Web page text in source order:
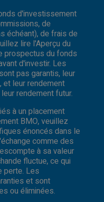
d'investissement
de
échéant), de frais de
lire l'Aperçu du
prospectus du fonds
d'investir. Les
pas garantis, leur
et leur rendement
rendement futur.
à un placement
BMO, veuillez
énoncés dans le
comme des
à sa valeur
fluctue, ce qui
perte. Les
et sont
ou éliminées.